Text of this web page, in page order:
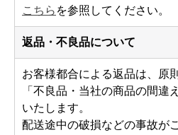
こちら を参照してください。
返品・不良品について
お客様都合による返品は、原
「不良品・当社の商品の間違
いたします。
配送途中の破損などの事故が